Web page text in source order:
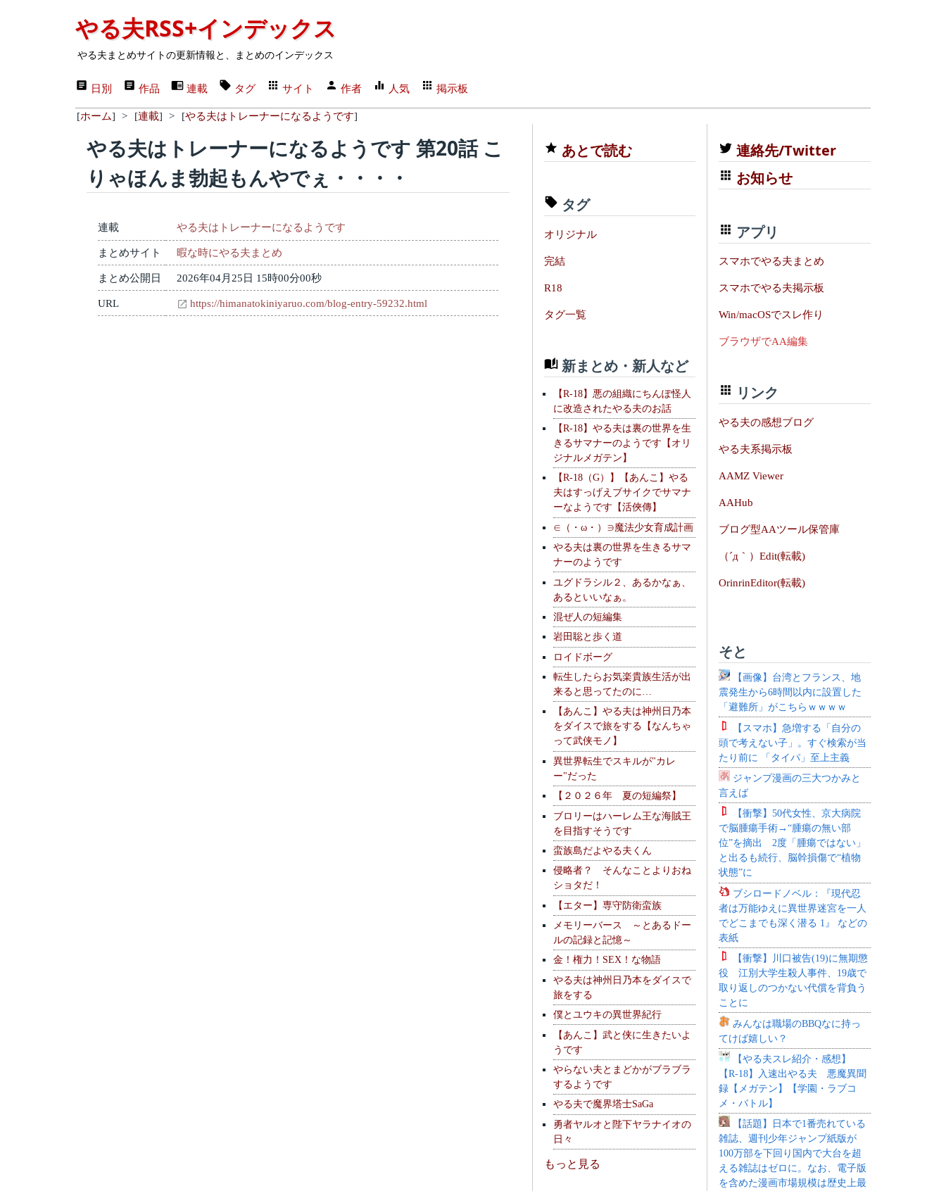
やる夫RSS+インデックス
やる夫まとめサイトの更新情報と、まとめのインデックス
日別 作品 連載 タグ サイト 作者 人気 掲示板
[ホーム] > [連載] > [やる夫はトレーナーになるようです]
やる夫はトレーナーになるようです 第20話 こ
りゃほんま勃起もんやでぇ・・・・
連載 やる夫はトレーナーになるようです
まとめサイト 暇な時にやる夫まとめ
まとめ公開日 2026年04月25日 15時00分00秒
URL https://himanatokiniyaruo.com/blog-entry-59232.html
あとで読む
タグ
オリジナル
完結
R18
タグ一覧
新まとめ・新人など
【R-18】悪の組織にちんぽ怪人
に改造されたやる夫のお話
【R-18】やる夫は裏の世界を生
きるサマナーのようです【オリ
ジナルメガテン】
【R-18（G）】【あんこ】やる
夫はすっげえブサイクでサマナ
ーなようです【活俠傳】
∈（・ω・）∋魔法少女育成計画
やる夫は裏の世界を生きるサマ
ナーのようです
ユグドラシル２、あるかなぁ、
あるといいなぁ。
混ぜ人の短編集
岩田聡と歩く道
ロイドボーグ
転生したらお気楽貴族生活が出
来ると思ってたのに…
【あんこ】やる夫は神州日乃本
をダイスで旅をする【なんちゃ
って武侠モノ】
異世界転生でスキルが"カレ
ー"だった
【２０２６年 夏の短編祭】
ブロリーはハーレム王な海賊王
を目指すそうです
蛮族島だよやる夫くん
侵略者？ そんなことよりおね
ショタだ！
【エター】専守防衛蛮族
メモリーバース ～とあるドー
ルの記録と記憶～
金！権力！SEX！な物語
やる夫は神州日乃本をダイスで
旅をする
僕とユウキの異世界紀行
【あんこ】武と侠に生きたいよ
うです
やらない夫とまどかがブラブラ
するようです
やる夫で魔界塔士SaGa
勇者ヤルオと陛下ヤラナイオの
日々
もっと見る
連絡先/Twitter
お知らせ
アプリ
スマホでやる夫まとめ
スマホでやる夫掲示板
Win/macOSでスレ作り
ブラウザでAA編集
リンク
やる夫の感想ブログ
やる夫系掲示板
AAMZ Viewer
AAHub
ブログ型AAツール保管庫
（´д｀）Edit(転載)
OrinrinEditor(転載)
そと
【画像】台湾とフランス、地
震発生から6時間以内に設置した
「避難所」がこちらｗｗｗｗ
【スマホ】急増する「自分の
頭で考えない子」。すぐ検索が当
たり前に 「タイパ」至上主義
ジャンプ漫画の三大つかみと
言えば
【衝撃】50代女性、京大病院
で脳腫瘍手術→“腫瘍の無い部
位”を摘出 2度「腫瘍ではない」
と出るも続行、脳幹損傷で“植物
状態”に
ブシロードノベル：『現代忍
者は万能ゆえに異世界迷宮を一人
でどこまでも深く潜る 1』 などの
表紙
【衝撃】川口被告(19)に無期懲
役 江別大学生殺人事件、19歳で
取り返しのつかない代償を背負う
ことに
みんなは職場のBBQなに持っ
てけば嬉しい？
【やる夫スレ紹介・感想】
【R-18】入速出やる夫 悪魔異聞
録【メガテン】【学園・ラブコ
メ・バトル】
【話題】日本で1番売れている
雑誌、週刊少年ジャンプ紙版が
100万部を下回り国内で大台を超
える雑誌はゼロに。なお、電子版
を含めた漫画市場規模は歴史上最